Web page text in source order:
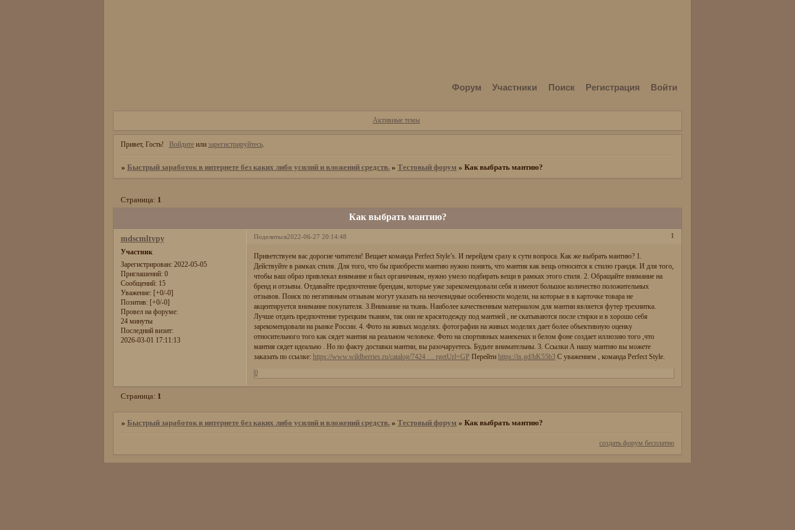
Форум Участники Поиск Регистрация Войти
Активные темы
Привет, Гость! Войдитеили зарегистрируйтесь.
» Быстрый заработок в интернете без каких либо усилий и вложений средств. » Тестовый форум » Как выбрать мантию?
Как выбрать мантию?
Страница: 1
Поделиться 1
2022-06-27 20:14:48
mdscmltvpy
Участник
Зарегистрирован: 2022-05-05
Приглашений:0
Сообщений:15
Уважение: [+0/-0]
Позитив: [+0/-0]
Провел на форуме:
24 минуты
Последний визит:
2026-03-01 17:11:13
Приветствуем вас дорогие читатели! Вещает команда Perfect Style’s. И перейдем сразу к сути вопроса. Как же выбрать мантию? 1.
Действуйте в рамках стиля. Для того, что бы приобрести мантию нужно понять, что мантия как вещь относится к стилю грандж. И для того,
чтобы ваш образ привлекал внимание и был органичным, нужно умело подбирать вещи в рамках этого стиля. 2. Обращайте внимание на
бренд и отзывы. Отдавайте предпочтение брендам, которые уже зарекомендовали себя и имеют большое количество положительных
отзывов. Поиск по негативным отзывам могут указать на неочевидные особенности модели, на которые в в карточке товара не
акцентируется внимание покупателя. 3.Внимание на ткань. Наиболее качественным материалом для мантии является футер трехнитка.
Лучше отдать предпочтение турецким тканям, так они не красятодежду под мантией , не скатываются после стирки и в хорошо себя
зарекомендовали на рынке России. 4. Фото на живых моделях. фотографии на живых моделях дает более объективную оценку
относительного того как сядет мантия на реальном человеке. Фото на спортивных манекенах и белом фоне создает иллюзию того ,что
мантия сядет идеально . Но по факту доставки мантии, вы разочаруетесь. Будьте внимательны. 3. Ссылки А нашу мантию вы можете
заказать по ссылке:https://www.wildberries.ru/catalog/7424 … rgetUrl=GP Перейтиhttps://is.gd/hK55b3 С уважением , команда Perfect Style.
0
Страница: 1
» Быстрый заработок в интернете без каких либо усилий и вложений средств. » Тестовый форум » Как выбрать мантию?
создать форум бесплатно